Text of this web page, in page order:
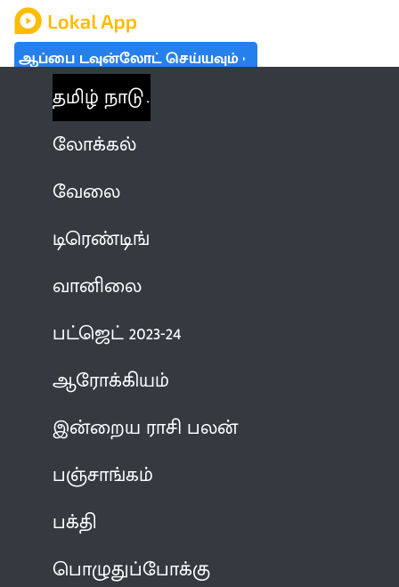
ஆப்பை டவுன்லோட் செய்யவும்
தமிழ் நாடு
லோக்கல்
வேலை
டிரெண்டிங்
வானிலை
பட்ஜெட் 2023-24
ஆரோக்கியம்
இன்றைய ராசி பலன்
பஞ்சாங்கம்
பக்தி
பொழுதுப்போக்கு